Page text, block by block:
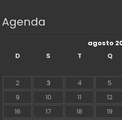
Agenda
agosto
D
S T Q
2
3 4 5
9
10 11 12
16
17 18 19